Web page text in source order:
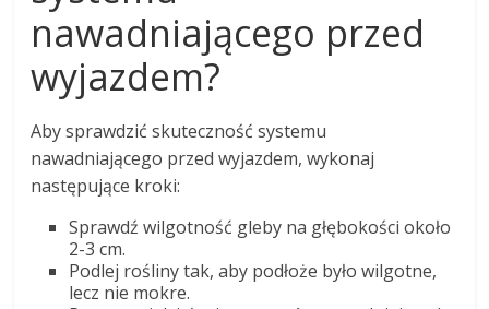
nawadniającego przed
wyjazdem?
Aby sprawdzić skuteczność systemu
nawadniającego przed wyjazdem, wykonaj
następujące kroki:
Sprawdź wilgotność gleby na głębokości około
2-3 cm.
Podlej rośliny tak, aby podłoże było wilgotne,
lecz nie mokre.